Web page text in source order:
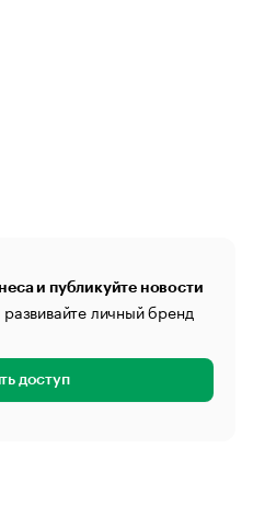
и публикуйте новости
личный бренд
доступ